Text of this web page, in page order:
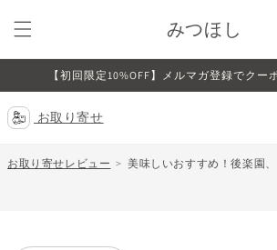
ンツに
進む
みつほし
【初回限定10%OFF】メルマガ登録でクー
お取り寄せ
お取り寄せレビュー 美味しいおすすめ！後楽園